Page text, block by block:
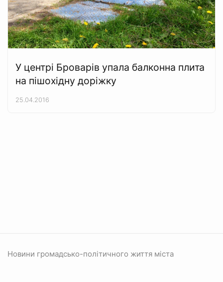
У центрі Броварів упала балконна плита
на пішохідну доріжку
25.04.2016
Новини громадсько-політичного життя міста